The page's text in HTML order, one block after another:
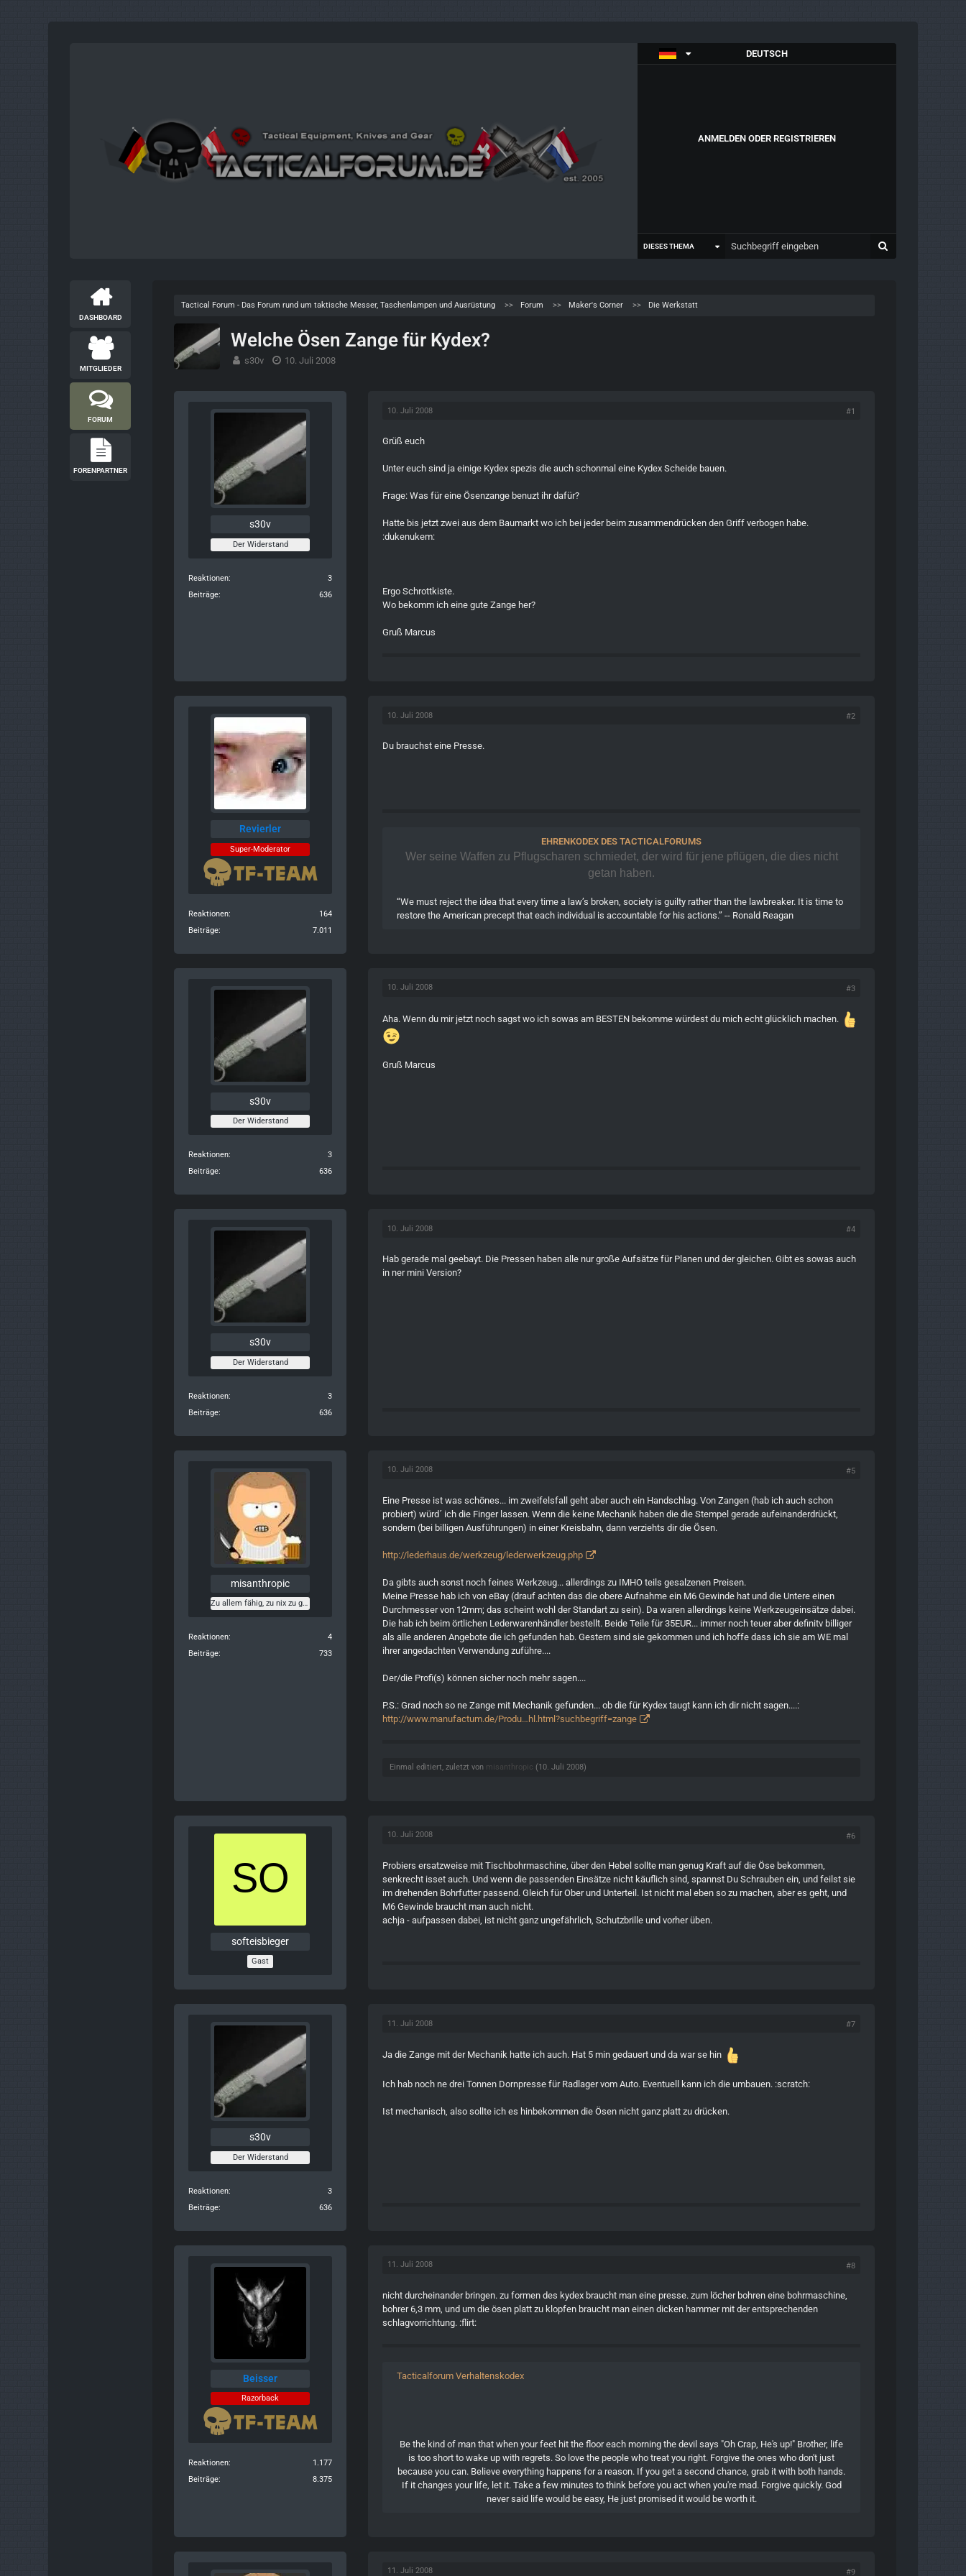
DEUTSCH
ANMELDEN ODER REGISTRIEREN
DIESES THEMA
DASHBOARD
MITGLIEDER
FORUM
FORENPARTNER
Tactical Forum - Das Forum rund um taktische Messer, Taschenlampen und Ausrüstung Forum Maker's Corner Die Werkstatt
Welche Ösen Zange für Kydex?
s30v 10. Juli 2008
s30v
Der Widerstand
Reaktionen
3
Beiträge
636
10. Juli 2008 #1
Grüß euch
Unter euch sind ja einige Kydex spezis die auch schonmal eine Kydex Scheide bauen.
Frage: Was für eine Ösenzange benuzt ihr dafür?
Hatte bis jetzt zwei aus dem Baumarkt wo ich bei jeder beim zusammendrücken den Griff verbogen habe.
:dukenukem:
Ergo Schrottkiste.
Wo bekomm ich eine gute Zange her?
Gruß Marcus
Revierler
Super-Moderator
Reaktionen
164
Beiträge
7.011
10. Juli 2008 #2
Du brauchst eine Presse.
EHRENKODEX DES TACTICALFORUMS
Wer seine Waffen zu Pflugscharen schmiedet, der wird für jene pflügen, die dies nicht
getan haben.
“We must reject the idea that every time a law’s broken, society is guilty rather than the lawbreaker. It is time to
restore the American precept that each individual is accountable for his actions.” -- Ronald Reagan
s30v
Der Widerstand
Reaktionen
3
Beiträge
636
10. Juli 2008 #3
Aha. Wenn du mir jetzt noch sagst wo ich sowas am BESTEN bekomme würdest du mich echt glücklich machen.
Gruß Marcus
s30v
Der Widerstand
Reaktionen
3
Beiträge
636
10. Juli 2008 #4
Hab gerade mal geebayt. Die Pressen haben alle nur große Aufsätze für Planen und der gleichen. Gibt es sowas auch
in ner mini Version?
misanthropic
Zu allem fähig, zu nix zu gebrauchen...
Reaktionen
4
Beiträge
733
10. Juli 2008 #5
Eine Presse ist was schönes... im zweifelsfall geht aber auch ein Handschlag. Von Zangen (hab ich auch schon
probiert) würd´ ich die Finger lassen. Wenn die keine Mechanik haben die die Stempel gerade aufeinanderdrückt,
sondern (bei billigen Ausführungen) in einer Kreisbahn, dann verziehts dir die Ösen.
http://lederhaus.de/werkzeug/lederwerkzeug.php
Da gibts auch sonst noch feines Werkzeug... allerdings zu IMHO teils gesalzenen Preisen.
Meine Presse hab ich von eBay (drauf achten das die obere Aufnahme ein M6 Gewinde hat und die Untere einen
Durchmesser von 12mm; das scheint wohl der Standart zu sein). Da waren allerdings keine Werkzeugeinsätze dabei.
Die hab ich beim örtlichen Lederwarenhändler bestellt. Beide Teile für 35EUR... immer noch teuer aber definitv billiger
als alle anderen Angebote die ich gefunden hab. Gestern sind sie gekommen und ich hoffe dass ich sie am WE mal
ihrer angedachten Verwendung zuführe....
Der/die Profi(s) können sicher noch mehr sagen....
P.S.: Grad noch so ne Zange mit Mechanik gefunden... ob die für Kydex taugt kann ich dir nicht sagen....:
http://www.manufactum.de/Produ…hl.html?suchbegriff=zange
Einmal editiert, zuletzt von misanthropic (10. Juli 2008)
softeisbieger
Gast
10. Juli 2008 #6
Probiers ersatzweise mit Tischbohrmaschine, über den Hebel sollte man genug Kraft auf die Öse bekommen,
senkrecht isset auch. Und wenn die passenden Einsätze nicht käuflich sind, spannst Du Schrauben ein, und feilst sie
im drehenden Bohrfutter passend. Gleich für Ober und Unterteil. Ist nicht mal eben so zu machen, aber es geht, und
M6 Gewinde braucht man auch nicht.
achja - aufpassen dabei, ist nicht ganz ungefährlich, Schutzbrille und vorher üben.
s30v
Der Widerstand
Reaktionen
3
Beiträge
636
11. Juli 2008 #7
Ja die Zange mit der Mechanik hatte ich auch. Hat 5 min gedauert und da war se hin
Ich hab noch ne drei Tonnen Dornpresse für Radlager vom Auto. Eventuell kann ich die umbauen. :scratch:
Ist mechanisch, also sollte ich es hinbekommen die Ösen nicht ganz platt zu drücken.
Beisser
Razorback
Reaktionen
1.177
Beiträge
8.375
11. Juli 2008 #8
nicht durcheinander bringen. zu formen des kydex braucht man eine presse. zum löcher bohren eine bohrmaschine,
bohrer 6,3 mm, und um die ösen platt zu klopfen braucht man einen dicken hammer mit der entsprechenden
schlagvorrichtung. :flirt:
Tacticalforum Verhaltenskodex
Be the kind of man that when your feet hit the floor each morning the devil says "Oh Crap, He's up!" Brother, life
is too short to wake up with regrets. So love the people who treat you right. Forgive the ones who don't just
because you can. Believe everything happens for a reason. If you get a second chance, grab it with both hands.
If it changes your life, let it. Take a few minutes to think before you act when you're mad. Forgive quickly. God
never said life would be easy, He just promised it would be worth it.
11. Juli 2008 #9